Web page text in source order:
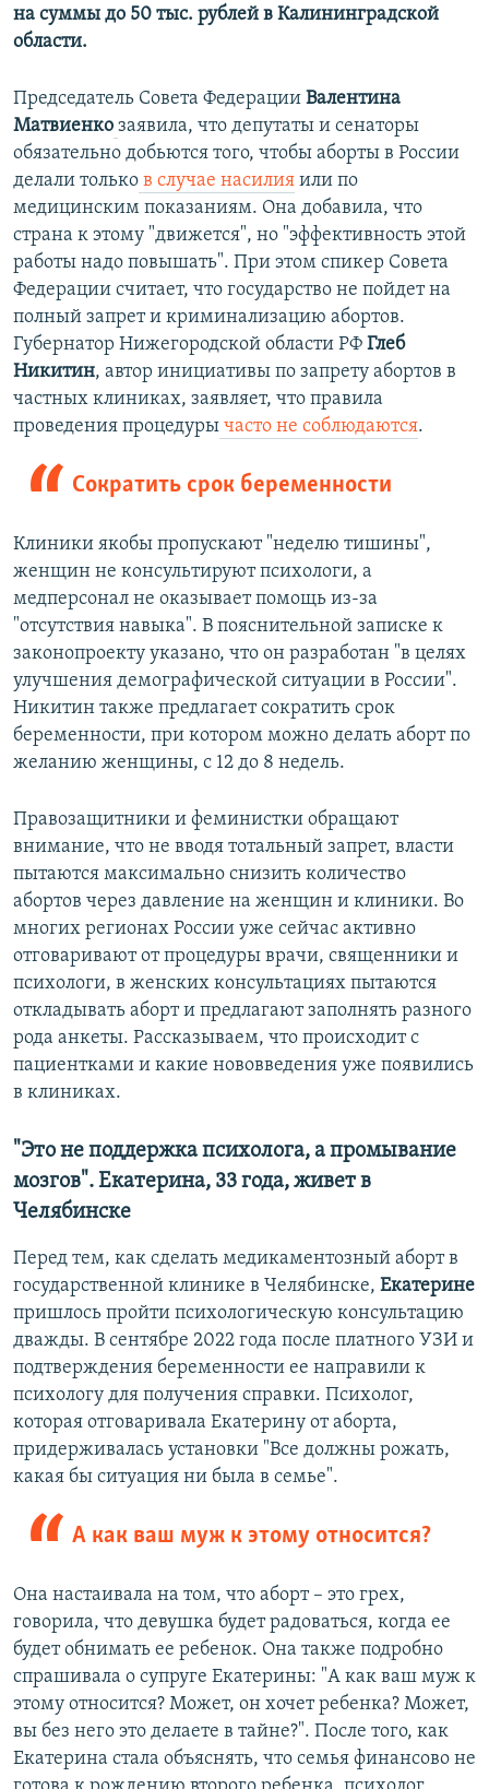
на суммы до 50 тыс. рублей в Калининградской
области.
Председатель Совета Федерации Валентина
Матвиенко заявила, что депутаты и сенаторы
обязательно добьются того, чтобы аборты в России
делали только в случае насилия или по
медицинским показаниям. Она добавила, что
страна к этому "движется", но "эффективность этой
работы надо повышать". При этом спикер Совета
Федерации считает, что государство не пойдет на
полный запрет и криминализацию абортов.
Губернатор Нижегородской области РФ Глеб
Никитин, автор инициативы по запрету абортов в
частных клиниках, заявляет, что правила
проведения процедуры часто не соблюдаются.
Сократить срок беременности
Клиники якобы пропускают "неделю тишины",
женщин не консультируют психологи, а
медперсонал не оказывает помощь из-за
"отсутствия навыка". В пояснительной записке к
законопроекту указано, что он разработан "в целях
улучшения демографической ситуации в России".
Никитин также предлагает сократить срок
беременности, при котором можно делать аборт по
желанию женщины, с 12 до 8 недель.
Правозащитники и феминистки обращают
внимание, что не вводя тотальный запрет, власти
пытаются максимально снизить количество
абортов через давление на женщин и клиники. Во
многих регионах России уже сейчас активно
отговаривают от процедуры врачи, священники и
психологи, в женских консультациях пытаются
откладывать аборт и предлагают заполнять разного
рода анкеты. Рассказываем, что происходит с
пациентками и какие нововведения уже появились
в клиниках.
"Это не поддержка психолога, а промывание
мозгов". Екатерина, 33 года, живет в
Челябинске
Перед тем, как сделать медикаментозный аборт в
государственной клинике в Челябинске, Екатерине
пришлось пройти психологическую консультацию
дважды. В сентябре 2022 года после платного УЗИ и
подтверждения беременности ее направили к
психологу для получения справки. Психолог,
которая отговаривала Екатерину от аборта,
придерживалась установки "Все должны рожать,
какая бы ситуация ни была в семье".
А как ваш муж к этому относится?
Она настаивала на том, что аборт – это грех,
говорила, что девушка будет радоваться, когда ее
будет обнимать ее ребенок. Она также подробно
спрашивала о супруге Екатерины: "А как ваш муж к
этому относится? Может, он хочет ребенка? Может,
вы без него это делаете в тайне?". После того, как
Екатерина стала объяснять, что семья финансово не